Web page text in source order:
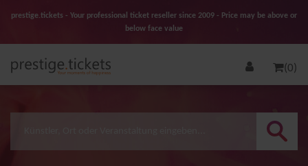
prestige.tickets - Your professional ticket reseller since 2009 - Price may be above or
below face value
(0)